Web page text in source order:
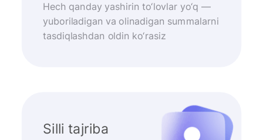
Hech qanday yashirin to‘lovlar yo‘q —
yuboriladigan va olinadigan summalarni
tasdiqlashdan oldin ko‘rasiz
Silli tajriba